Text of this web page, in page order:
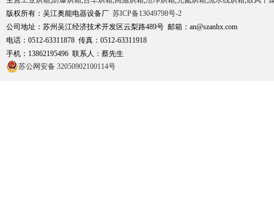
版权所有：吴江奥能电器设备厂 苏ICP备13049798号-2
公司地址：苏州吴江经济技术开发区云梨路489号 邮箱：an@szanhx.com
电话：0512-63311878 传真：0512-63311918
手机：13862195496 联系人：蔡先生
苏公网安备 32050902100114号